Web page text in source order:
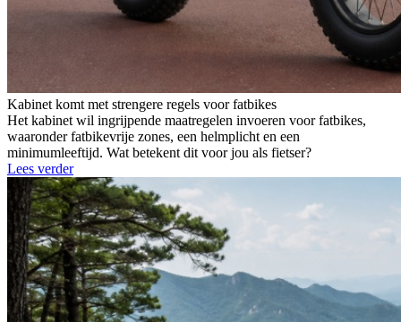
Kabinet komt met strengere regels voor fatbikes
Het kabinet wil ingrijpende maatregelen invoeren voor fatbikes,
waaronder fatbikevrije zones, een helmplicht en een
minimumleeftijd. Wat betekent dit voor jou als fietser?
Lees verder